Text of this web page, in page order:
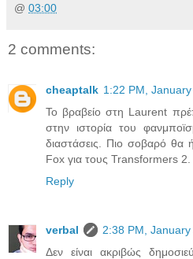
@ 03:00
2 comments:
cheaptalk 1:22 PM,
Το βραβείο στη Laurent
στην ιστορία του
διαστάσεις. Πιο σοβαρό θα
Fox για τους Transformers 2.
Reply
verbal
2:38 PM,
Δεν είναι ακριβώς